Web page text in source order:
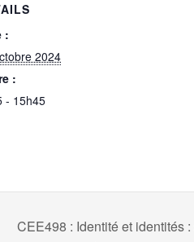
:
2024
:
- 15h45
CEE498 : Identité et identités